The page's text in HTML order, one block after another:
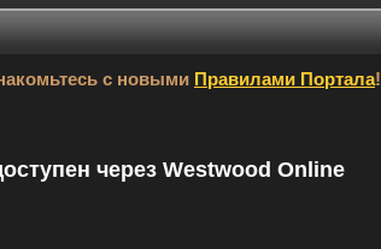
с новыми Правилами Портала!
через Westwood Online